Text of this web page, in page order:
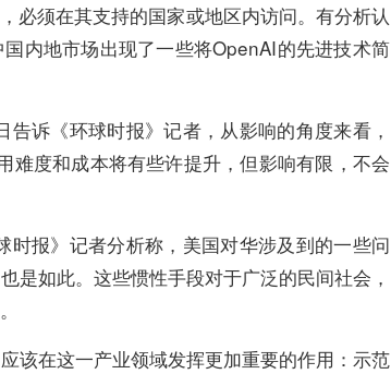
必须在其支持的国家或地区内访问。有分析认
内地市场出现了一些将OpenAI的先进技术简
诉《环球时报》记者，从影响的角度来看，
度和成本将有些许提升，但影响有限，不会
报》记者分析称，美国对华涉及到的一些问
是如此。这些惯性手段对于广泛的民间社会，
该在这一产业领域发挥更加重要的作用：示范